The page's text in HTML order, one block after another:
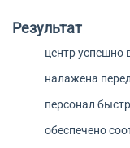
Результат
центр успешно
налажена
персонал
обеспечено